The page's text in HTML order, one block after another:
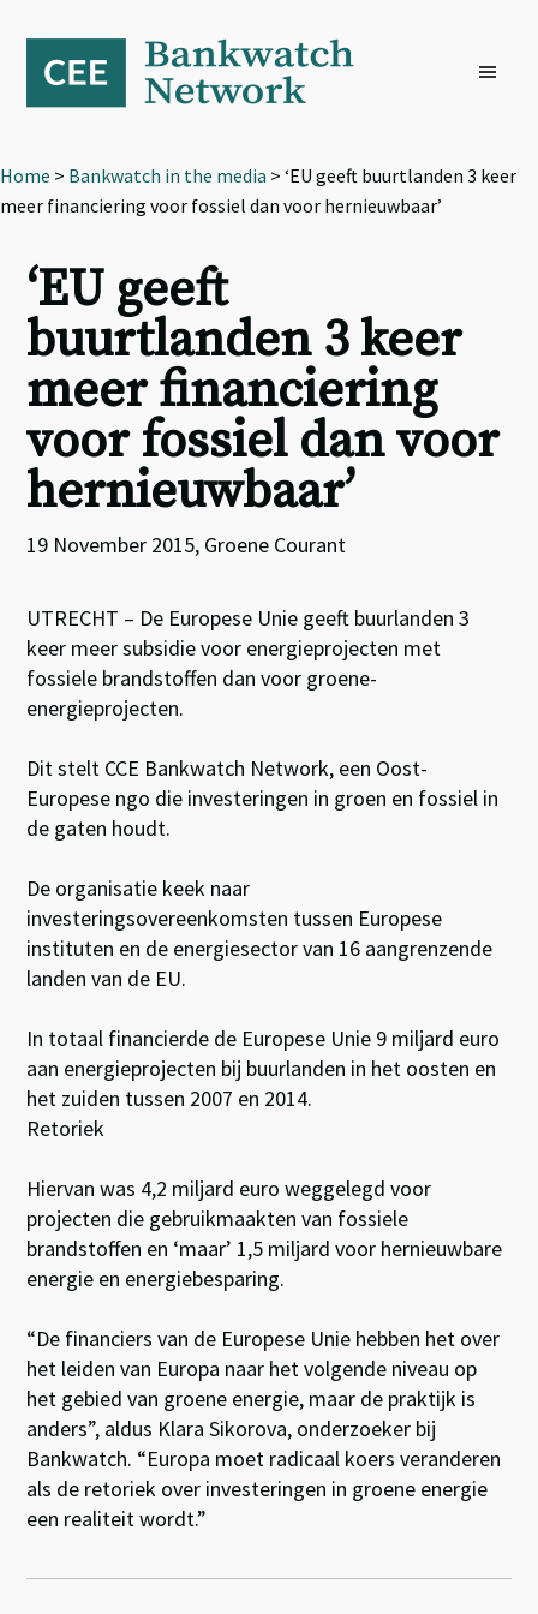
primary
navigation
content
footer
Home > Bankwatch in the media > ‘EU geeft buurtlanden 3 keer
meer financiering voor fossiel dan voor hernieuwbaar’
‘EU geeft
buurtlanden 3 keer
meer financiering
voor fossiel dan voor
hernieuwbaar’
19 November 2015, Groene Courant
UTRECHT – De Europese Unie geeft buurlanden 3
keer meer subsidie voor energieprojecten met
fossiele brandstoffen dan voor groene-
energieprojecten.
Dit stelt CCE Bankwatch Network, een Oost-
Europese ngo die investeringen in groen en fossiel in
de gaten houdt.
De organisatie keek naar
investeringsovereenkomsten tussen Europese
instituten en de energiesector van 16 aangrenzende
landen van de EU.
In totaal financierde de Europese Unie 9 miljard euro
aan energieprojecten bij buurlanden in het oosten en
het zuiden tussen 2007 en 2014.
Retoriek
Hiervan was 4,2 miljard euro weggelegd voor
projecten die gebruikmaakten van fossiele
brandstoffen en ‘maar’ 1,5 miljard voor hernieuwbare
energie en energiebesparing.
“De financiers van de Europese Unie hebben het over
het leiden van Europa naar het volgende niveau op
het gebied van groene energie, maar de praktijk is
anders”, aldus Klara Sikorova, onderzoeker bij
Bankwatch. “Europa moet radicaal koers veranderen
als de retoriek over investeringen in groene energie
een realiteit wordt.”